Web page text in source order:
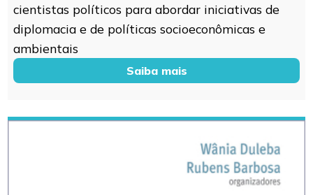
cientistas políticos para abordar iniciativas de
diplomacia e de políticas socioeconômicas e
ambientais
Saiba mais